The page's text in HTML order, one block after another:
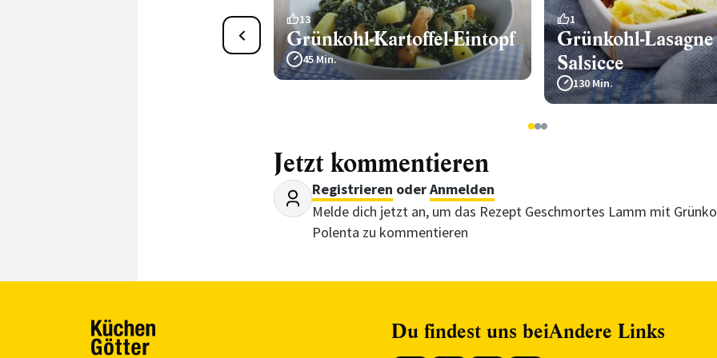
Veganes Grünkohl-Curry
13
Grünkohl-Kartoffel-Eintopf
45 Min.
1
Grünkohl-
Salsicce
130 Min.
123
Jetzt kommentieren
Registrieren oderAnmelden
Melde dich jetzt an, um das Rezept Geschmortes Lamm mit
Polenta zu kommentieren
Du findest uns beiAndere Links